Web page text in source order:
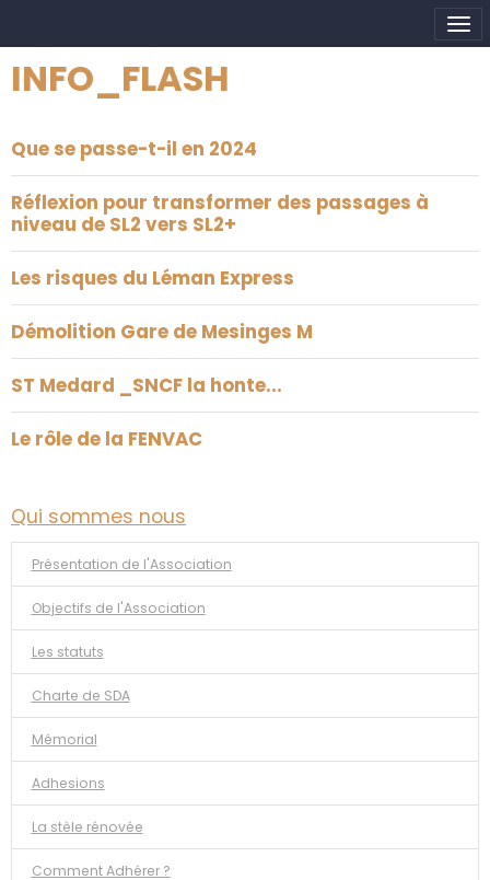
INFO_FLASH
Que se passe-t-il en 2024
Réflexion pour transformer des passages à
niveau de SL2 vers SL2+
Les risques du Léman Express
Démolition Gare de Mesinges M
ST Medard _SNCF la honte...
Le rôle de la FENVAC
Qui sommes nous
Présentation de l'Association
Objectifs de l'Association
Les statuts
Charte de SDA
Mémorial
Adhesions
La stèle rénovée
Comment Adhérer ?